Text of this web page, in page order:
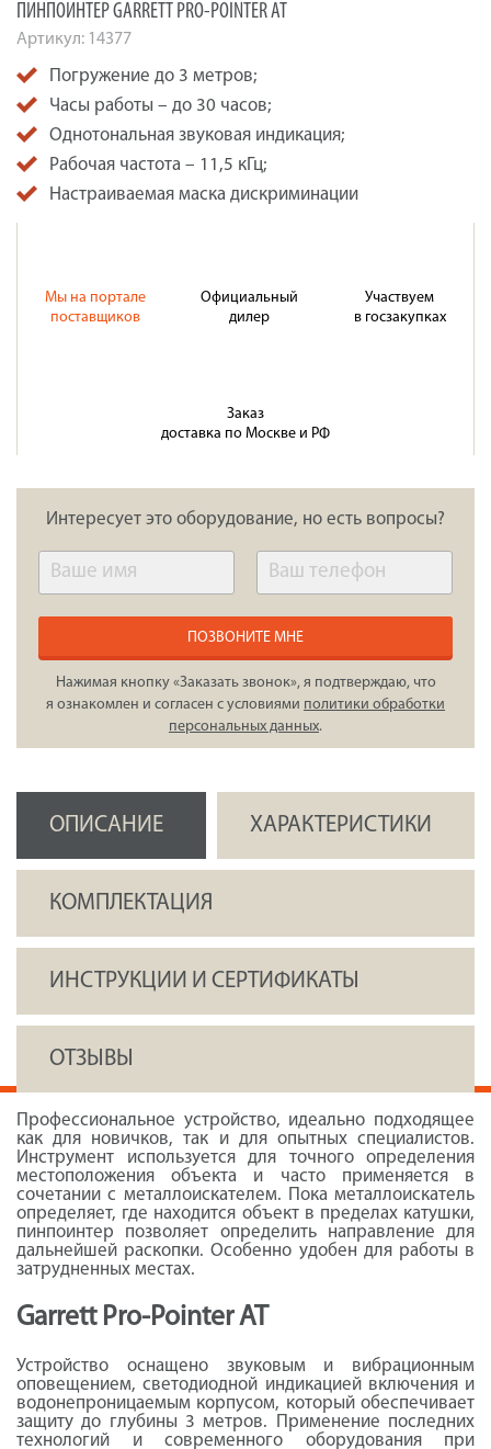
ПИНПОИНТЕР GARRETT PRO-POINTER AT
Артикул: 14377
Погружение до 3 метров;
Часы работы – до 30 часов;
Однотональная звуковая индикация;
Рабочая частота – 11,5 кГц;
Настраиваемая маска дискриминации
Мы на портале
поставщиков
Официальный
дилер
Участвуем
в госзакупках
Заказ
доставка по Москве и РФ
Интересует это оборудование, но есть вопросы?
ПОЗВОНИТЕ МНЕ
Нажимая кнопку «Заказать звонок», я подтверждаю, что
я ознакомлен и согласен с условиями политики обработки
персональных данных.
ОПИСАНИЕ ХАРАКТЕРИСТИКИ
КОМПЛЕКТАЦИЯ
ИНСТРУКЦИИ И СЕРТИФИКАТЫ
ОТЗЫВЫ
Профессиональное устройство, идеально подходящее
как для новичков, так и для опытных специалистов.
Инструмент используется для точного определения
местоположения объекта и часто применяется в
сочетании с металлоискателем. Пока металлоискатель
определяет, где находится объект в пределах катушки,
пинпоинтер позволяет определить направление для
дальнейшей раскопки. Особенно удобен для работы в
затрудненных местах.
Garrett Pro-Pointer AT
Устройство оснащено звуковым и вибрационным
оповещением, светодиодной индикацией включения и
водонепроницаемым корпусом, который обеспечивает
защиту до глубины 3 метров. Применение последних
технологий и современного оборудования при